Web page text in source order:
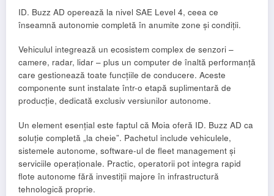
ID. Buzz AD operează la nivel SAE Level 4, ceea ce
înseamnă autonomie completă în anumite zone și condiții.
Vehiculul integrează un ecosistem complex de senzori –
camere, radar, lidar – plus un computer de înaltă performanță
care gestionează toate funcțiile de conducere. Aceste
componente sunt instalate într-o etapă suplimentară de
producție, dedicată exclusiv versiunilor autonome.
Un element esențial este faptul că Moia oferă ID. Buzz AD ca
soluție completă „la cheie”. Pachetul include vehiculele,
sistemele autonome, software-ul de fleet management și
serviciile operaționale. Practic, operatorii pot integra rapid
flote autonome fără investiții majore în infrastructură
tehnologică proprie.